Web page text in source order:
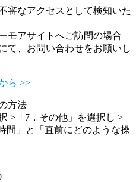
審なアクセスとして検知いた
モアサイトへご訪問の場合
て、お問い合わせをお願いし
ら >>
方法
>「7．その他」を選択し >
間」と「直前にどのような操